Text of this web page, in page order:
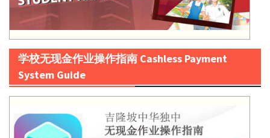
学校无现金作业操作指南 Cashless Payment
System Guide